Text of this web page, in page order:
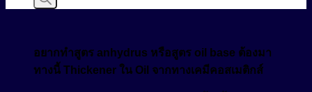
อยากทำสูตร anhydrus หรือสูตร oil base ต้องมา
ทางนี้ Thickener ใน Oil จากทางเคมีคอสเมติกส์